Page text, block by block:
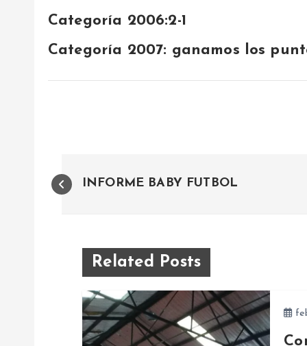
Categoría 2006:2-1
Categoría 2007: ganamos los
N
INFORME BABY FUTBOL
Related Posts